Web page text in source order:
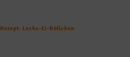
Rezept: Lachs-Ei-Röllchen